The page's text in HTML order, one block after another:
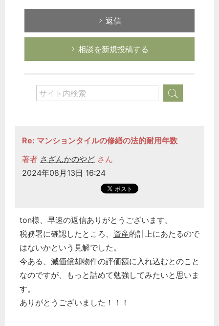
返信
相談を新規投稿する
Re: マンションタイルの修繕の法的耐用年数
著者 さざんかのやど さん
2024年08月13日 16:24
ton様、早速の返信ありがとうございます。
税務署に確認したところ、 資産的計上にあたるので
はないかという見解でした。
今ある、 減価償却物件の評価額に入れ込むとのこと
なのですが、もっと詰めて勉強してみたいと思いま
す。
ありがとうございました！！！